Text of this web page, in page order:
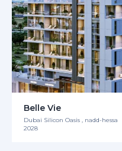
Belle Vie
Dubai Silicon Oasis , nadd-hessa
2028